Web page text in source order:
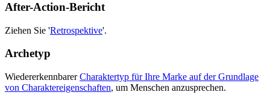
After-Action-Bericht
Ziehen Sie 'Retrospektive'.
Archetyp
WiedererkennbarerCharaktertyp für Ihre Marke auf der Grundlage
von Charaktereigenschaften, um Menschen anzusprechen.